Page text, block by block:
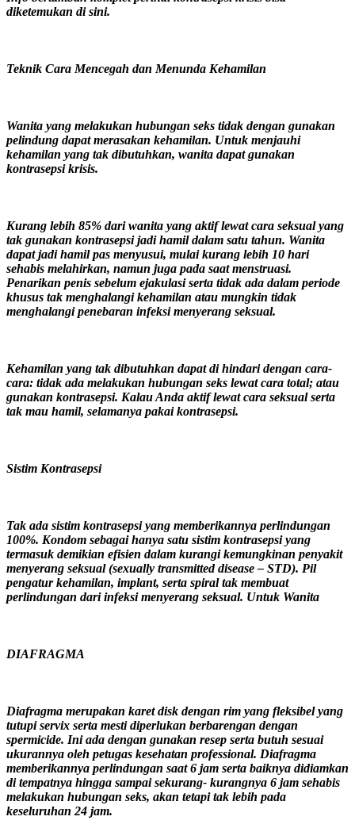
diketemukan di sini.
Teknik Cara Mencegah dan Menunda Kehamilan
Wanita yang melakukan hubungan seks tidak dengan gunakan
pelindung dapat merasakan kehamilan. Untuk menjauhi
kehamilan yang tak dibutuhkan, wanita dapat gunakan
kontrasepsi krisis.
Kurang lebih 85% dari wanita yang aktif lewat cara seksual yang
tak gunakan kontrasepsi jadi hamil dalam satu tahun. Wanita
dapat jadi hamil pas menyusui, mulai kurang lebih 10 hari
sehabis melahirkan, namun juga pada saat menstruasi.
Penarikan penis sebelum ejakulasi serta tidak ada dalam periode
khusus tak menghalangi kehamilan atau mungkin tidak
menghalangi penebaran infeksi menyerang seksual.
Kehamilan yang tak dibutuhkan dapat di hindari dengan cara-
cara: tidak ada melakukan hubungan seks lewat cara total; atau
gunakan kontrasepsi. Kalau Anda aktif lewat cara seksual serta
tak mau hamil, selamanya pakai kontrasepsi.
Sistim Kontrasepsi
Tak ada sistim kontrasepsi yang memberikannya perlindungan
100%. Kondom sebagai hanya satu sistim kontrasepsi yang
termasuk demikian efisien dalam kurangi kemungkinan penyakit
menyerang seksual (sexually transmitted disease – STD). Pil
pengatur kehamilan, implant, serta spiral tak membuat
perlindungan dari infeksi menyerang seksual. Untuk Wanita
DIAFRAGMA
Diafragma merupakan karet disk dengan rim yang fleksibel yang
tutupi servix serta mesti diperlukan berbarengan dengan
spermicide. Ini ada dengan gunakan resep serta butuh sesuai
ukurannya oleh petugas kesehatan professional. Diafragma
memberikannya perlindungan saat 6 jam serta baiknya didiamkan
di tempatnya hingga sampai sekurang- kurangnya 6 jam sehabis
melakukan hubungan seks, akan tetapi tak lebih pada
keseluruhan 24 jam.